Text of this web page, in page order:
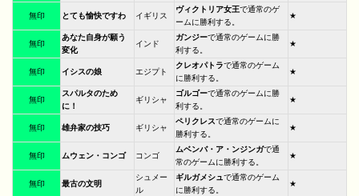
無印 とても愉快ですわ イギリス
ヴィクトリア女王で通常のゲ
ームに勝利する。
★
無印
あなた自身が願う
変化
インド
ガンジーで通常のゲームに勝
利する。
★
無印 イシスの娘 エジプト
クレオパトラで通常のゲーム
に勝利する。
★
無印
スパルタのため
に！
ギリシャ
ゴルゴーで通常のゲームに勝
利する。
★
無印 雄弁家の技巧 ギリシャ
ペリクレスで通常のゲームに
勝利する。
★
無印 ムウェン・コンゴ コンゴ
ムベンバ・ア・ンジンガで通
常のゲームに勝利する。
★
無印 最古の文明
シュメー
ル
ギルガメシュで通常のゲーム
に勝利する。
★